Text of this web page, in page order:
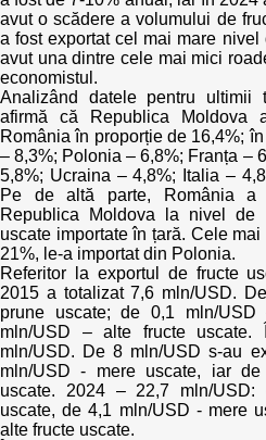
avut o scădere a volumului de
a fost exportat cel mai mare
avut una dintre cele mai mici
economistul.
Analizând datele pentru ultimii
afirmă că Republica Moldova
România în proporție de 16,4%;
– 8,3%; Polonia – 6,8%; Franța –
5,8%; Ucraina – 4,8%; Italia –
Pe de altă parte, România a
Republica Moldova la nivel
uscate importate în țară. Cele
21%, le-a importat din Polonia.
Referitor la exportul de fructe
2015 a totalizat 7,6 mln/USD.
prune uscate; de 0,1 mln/
mln/USD – alte fructe
mln/USD. De 8 mln/USD s-au
mln/USD - mere uscate, iar
uscate. 2024 – 22,7 mln/
uscate, de 4,1 mln/USD - mere
alte fructe uscate.